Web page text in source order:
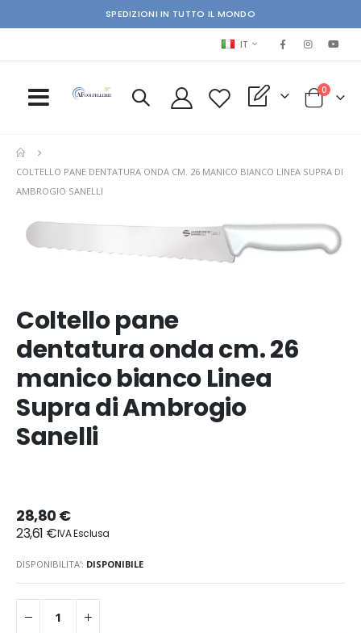
SPEDIZIONI IN TUTTO IL MONDO
LINGUA
IT
My Quote Cart
0elementi
COLTELLO PANE DENTATURA ONDA CM. 26 MANICO BIANCO LINEA SUPRA DI
AMBROGIO SANELLI
images
Coltello pane
dentatura onda cm. 26
manico bianco Linea
Supra di Ambrogio
Sanelli
28,80 €
23,61 €
DISPONIBILITA': DISPONIBILE